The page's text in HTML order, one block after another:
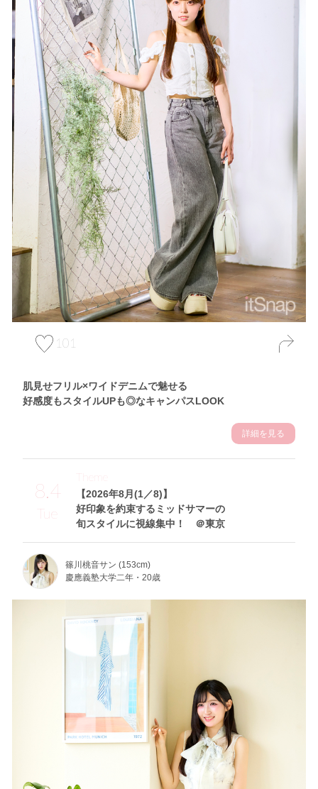
101
肌見せフリル×ワイドデニムで魅せる
好感度もスタイルUPも◎なキャンパスLOOK
詳細を見る
8.4
Tue
【2026年8月(1／8)】
好印象を約束するミッドサマーの
旬スタイルに視線集中！ ＠東京
Theme
篠川桃音サン (153cm)
慶應義塾大学二年・20歳